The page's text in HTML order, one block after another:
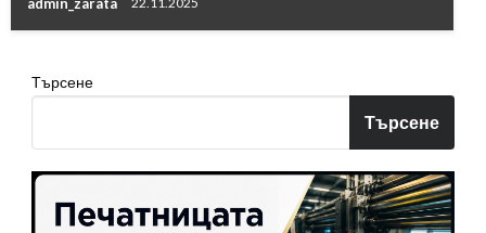
admin_zarata 22.11.2025
Търсене
Търсене